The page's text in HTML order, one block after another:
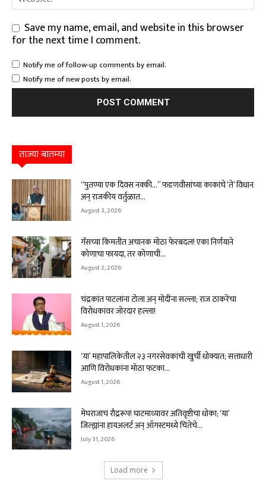
Save my name, email, and website in this browser
for the next time I comment.
Notify me of follow-up comments by email.
Notify me of new posts by email.
ताज्या बातम्या
“पुतण्या एक दिवस नक्की…” फडणवीसांच्या काकांचे ‘ते’ विधान
अन् राजकीय वर्तुळात...
August 3, 2026
गॅसच्या किमतीत अचानक मोठा फेरबदल! एका निर्णयाने
कोणाचा फायदा, तर कोणाची...
August 2, 2026
चंद्रकांत पाटलांना टोला अन् मोदींना सल्ला; राज ठाकरेंचा
विरोधकांवर जोरदार हल्ला!
August 1, 2026
‘या’ महापालिकेतील २३ नगरसेवकांची खुर्ची धोक्यात; सत्ताधारी
आणि विरोधकांना मोठा फटका...
August 1, 2026
मेघराजाचं रौद्ररूप! घाटमाथ्यावर अतिवृष्टीचा धोका; ‘या’
जिल्ह्यांना हायअलर्ट अन् ऑगस्टमध्ये चिंतेचे...
July 31, 2026
Load more